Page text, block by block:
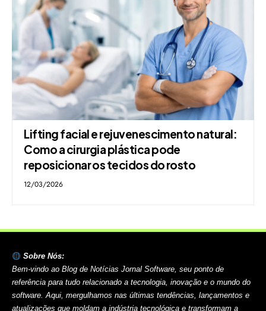
Lifting facial e rejuvenescimento natural:
Como a cirurgia plástica pode
reposicionar os tecidos do rosto
12/03/2026
Sobre Nós:
Bem-vindo ao Blog de Notícias Jornal Software, seu ponto de
referência para tudo relacionado a tecnologia, inovação e o mundo do
software. Aqui, mergulhamos nas últimas tendências, lançamentos e
atualizações que moldam a indústria tecnológica e transformam a